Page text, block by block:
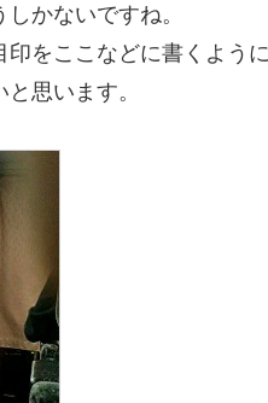
かないですね。
をここなどに書くよう
思います。